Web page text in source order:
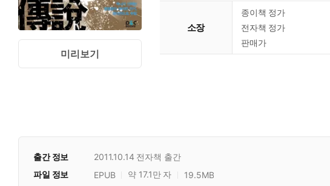
미리보기
소장
종이책 정가
전자책 정가
판매가
출간 정보 2011.10.14 전자책 출간
파일 정보
EPUB 약 17.1만 자 19.5MB